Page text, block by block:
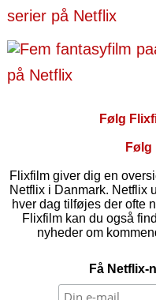
serier på Netflix
på Netflix
Følg
Følg
Flixfilm giver dig en
Netflix i Danmark. Netflix
hver dag tilføjes der ofte
Flixfilm kan du også
nyheder om
Få Netflix-